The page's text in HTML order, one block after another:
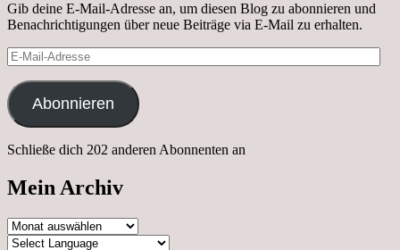
Gib deine E-Mail-Adresse an, um diesen Blog zu abonnieren und
Benachrichtigungen über neue Beiträge via E-Mail zu erhalten.
E-
Mail-
Adresse
Abonnieren
Schließe dich 202 anderen Abonnenten an
Mein Archiv
Mein
Archiv